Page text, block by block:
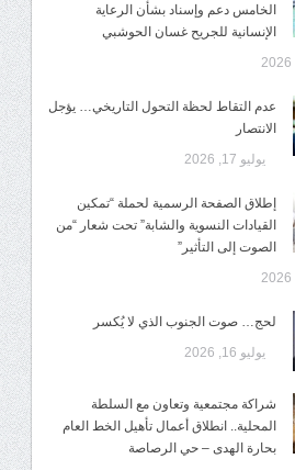
الخامس دعم وإسناد بشأن الرعاية
الإنسانية للجريح غسان الحوشبي
عدم التقاط لحظة التحول التاريخي… يؤجل
الانتصار
يوليو 17, 2026
إطلاق الصفحة الرسمية لحملة “تمكين
القيادات النسوية والشابة” تحت شعار “من
الصوت إلى التأثير”
لحج… صوت الجنوب الذي لا يُكسر
يوليو 16, 2026
شراكة مجتمعية وتعاون مع السلطة
المحلية.. انطلاق أعمال تأهيل الخط العام
بحارة الهدى – حي الرصاصة